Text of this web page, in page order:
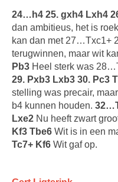
24…h4 25. gxh4 Lxh4
dan ambitieus, het is
kan dan met 27…Txc1+
terugwinnen, maar wit
Pb3 Heel sterk was
29. Pxb3 Lxb3 30. Pc3
stelling was precair,
b4 kunnen houden.
Lxe2 Nu heeft zwart
Kf3 Tbe6 Wit is in een
Tc7+ Kf6 Wit gaf op.